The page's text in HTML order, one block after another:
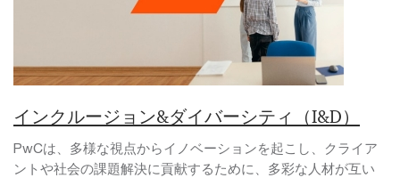
インクルージョン&ダイバーシティ（I&D）
PwCは、多様な視点からイノベーションを起こし、クライア
ントや社会の課題解決に貢献するために、多彩な人材が互い